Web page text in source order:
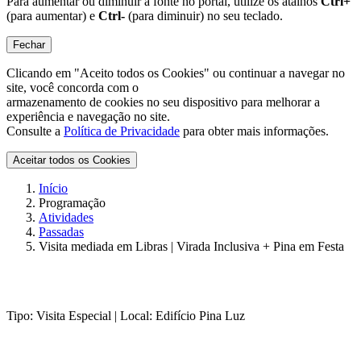
(para aumentar) e Ctrl- (para diminuir) no seu teclado.
Fechar
Clicando em "Aceito todos os Cookies" ou continuar a navegar no
site, você concorda com o
armazenamento de cookies no seu dispositivo para melhorar a
experiência e navegação no site.
Consulte a Política de Privacidade para obter mais informações.
Aceitar todos os Cookies
Início
Programação
Atividades
Passadas
Visita mediada em Libras | Virada Inclusiva + Pina em Festa
Tipo: Visita Especial | Local: Edifício Pina Luz